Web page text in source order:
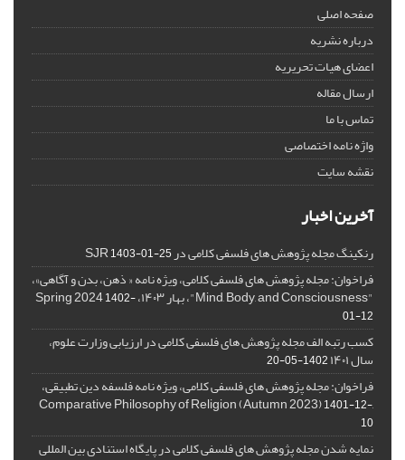
صفحه اصلی
درباره نشریه
اعضای هیات تحریریه
ارسال مقاله
تماس با ما
واژه نامه اختصاصی
نقشه سایت
آخرین اخبار
رنکینگ مجله پژوهش های فلسفی کلامی در SJR1403-01-25
فراخوان: مجله پژوهش های فلسفی کلامی، ویژه نامه « ذهن، بدن و آگاهی»،
"Mind, Body, and Consciousness"، بهار ۱۴۰۳، Spring 2024
1402-
01-12
کسب رتبه الف مجله پژوهش های فلسفی کلامی در ارزیابی وزارت علوم،
سال ۱۴۰۱ 1402-05-20
فراخوان: مجله پژوهش های فلسفی کلامی، ویژه نامه فلسفه دین تطبیقی،
,Comparative Philosophy of Religion (Autumn 2023)
1401-12-
10
نمایه شدن مجله پژوهش های فلسفی کلامی در پایگاه استنادی بین المللی